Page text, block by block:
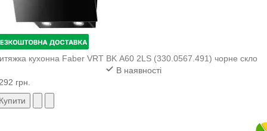
кухонна Faber VRT BK A60 2LS (330.0567.491) чорне скло
В наявності
грн.